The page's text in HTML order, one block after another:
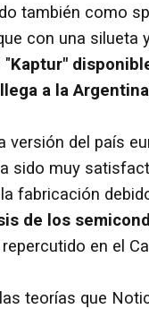
también como
con una silueta
"Kaptur"
a la
versión del país
sido muy
fabricación
de los
en el
teorías que